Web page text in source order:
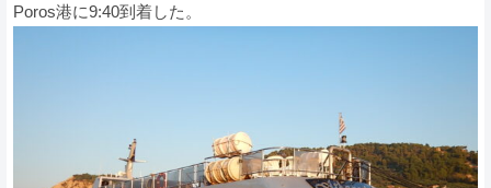
Poros港に9:40到着した。